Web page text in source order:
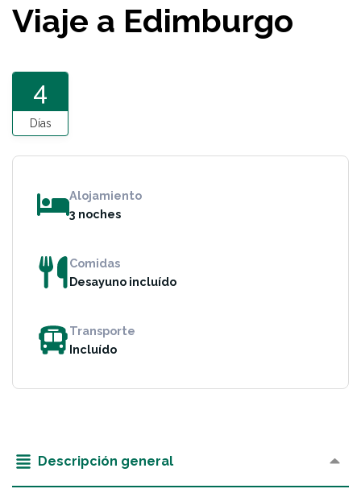
Viaje a Edimburgo
4
Días
Alojamiento
3 noches
Comidas
Desayuno incluído
Transporte
Incluído
Descripción general